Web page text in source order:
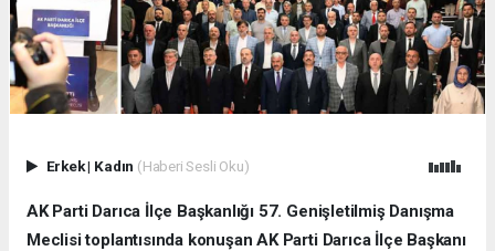
Erkek| Kadın (Haberi Sesli Oku)
AK Parti Darıca İlçe Başkanlığı 57. Genişletilmiş Danışma
Meclisi toplantısında konuşan AK Parti Darıca İlçe Başkanı